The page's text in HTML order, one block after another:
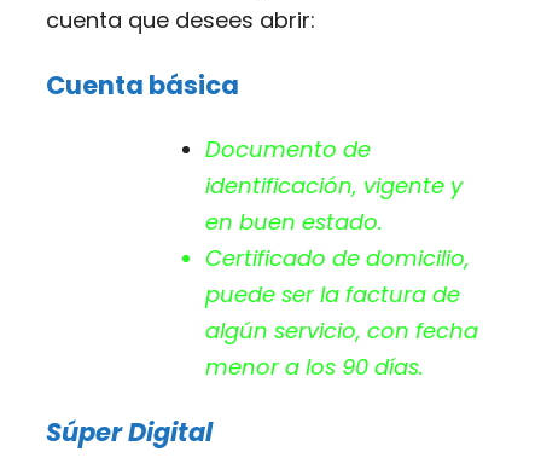
cuenta que desees abrir:
Cuenta básica
Documento de
identificación, vigente y
en buen estado.
Certificado de domicilio,
puede ser la factura de
algún servicio, con fecha
menor a los 90 días.
Súper Digital